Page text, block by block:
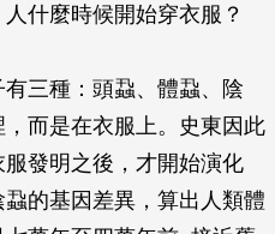
什麼時候開始穿衣服？
三種：頭蝨、體蝨、陰
而是在衣服上。史東因此
發明之後，才開始演化
的基因差異，算出人類體